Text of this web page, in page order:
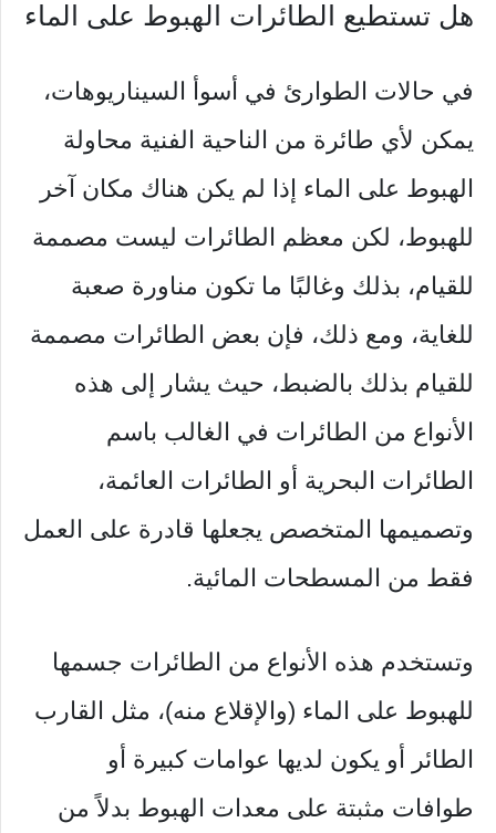
هل تستطيع الطائرات الهبوط على الماء
في حالات الطوارئ في أسوأ السيناريوهات،
يمكن لأي طائرة من الناحية الفنية محاولة
الهبوط على الماء إذا لم يكن هناك مكان آخر
للهبوط، لكن معظم الطائرات ليست مصممة
للقيام، بذلك وغالبًا ما تكون مناورة صعبة
للغاية، ومع ذلك، فإن بعض الطائرات مصممة
للقيام بذلك بالضبط، حيث يشار إلى هذه
الأنواع من الطائرات في الغالب باسم
الطائرات البحرية أو الطائرات العائمة،
وتصميمها المتخصص يجعلها قادرة على العمل
فقط من المسطحات المائية.
وتستخدم هذه الأنواع من الطائرات جسمها
للهبوط على الماء (والإقلاع منه)، مثل القارب
الطائر أو يكون لديها عوامات كبيرة أو
طوافات مثبتة على معدات الهبوط بدلاً من